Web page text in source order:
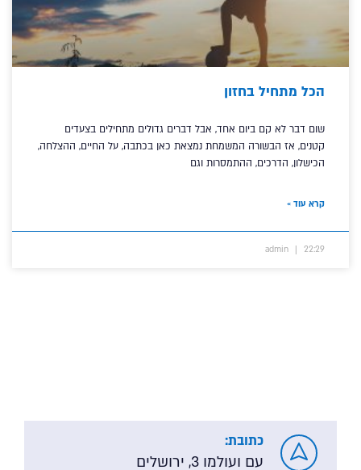
הכל מתחיל בחזון
שום דבר לא קם ביום אחד, אבל דברים גדולים מתחילים בצעדים
קטנים, אז הבשורה המשמחת נמצאת כאן בכתבה, על החיים, ההצלחה,
הכישלון, הדרכים, ההתמסרות וגם
קרא עוד »
admin 22:29
כתובת:
עם ועולמו 3, ירושלים